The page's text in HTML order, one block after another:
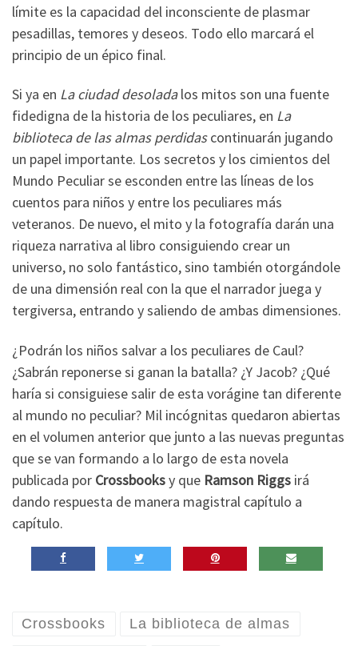
límite es la capacidad del inconsciente de plasmar
pesadillas, temores y deseos. Todo ello marcará el
principio de un épico final.
Si ya en La ciudad desoladalos mitos son una fuente
fidedigna de la historia de los peculiares, en La
biblioteca de las almas perdidascontinuarán jugando
un papel importante. Los secretos y los cimientos del
Mundo Peculiar se esconden entre las líneas de los
cuentos para niños y entre los peculiares más
veteranos. De nuevo, el mito y la fotografía darán una
riqueza narrativa al libro consiguiendo crear un
universo, no solo fantástico, sino también otorgándole
de una dimensión real con la que el narrador juega y
tergiversa, entrando y saliendo de ambas dimensiones.
¿Podrán los niños salvar a los peculiares de Caul?
¿Sabrán reponerse si ganan la batalla? ¿Y Jacob? ¿Qué
haría si consiguiese salir de esta vorágine tan diferente
al mundo no peculiar? Mil incógnitas quedaron abiertas
en el volumen anterior que junto a las nuevas preguntas
que se van formando a lo largo de esta novela
publicada por Crossbooksy que Ramson Riggs irá
dando respuesta de manera magistral capítulo a
capítulo.
Crossbooks La biblioteca de almas